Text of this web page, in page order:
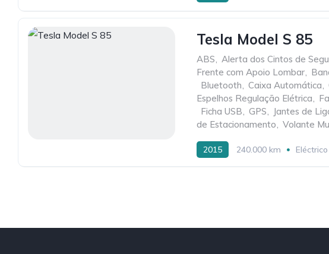
Tesla Model S 85
ABS, Alerta dos Cintos de
Frente com Apoio Lombar,
Bluetooth, Caixa Automática,
Espelhos Regulação Elétrica,
Ficha USB, GPS, Jantes de
de Estacionamento, Volante
2015 240.000 km Eléctrico